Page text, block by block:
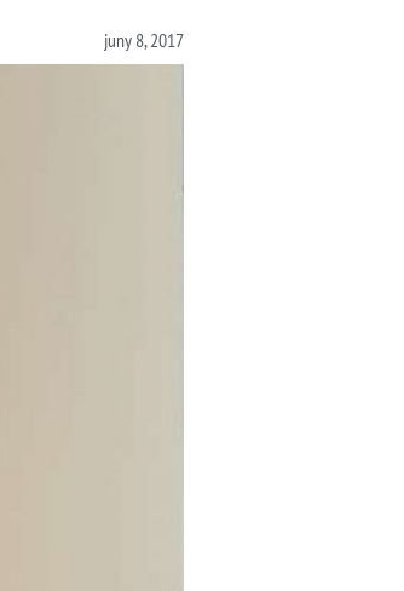
juny 8, 2017